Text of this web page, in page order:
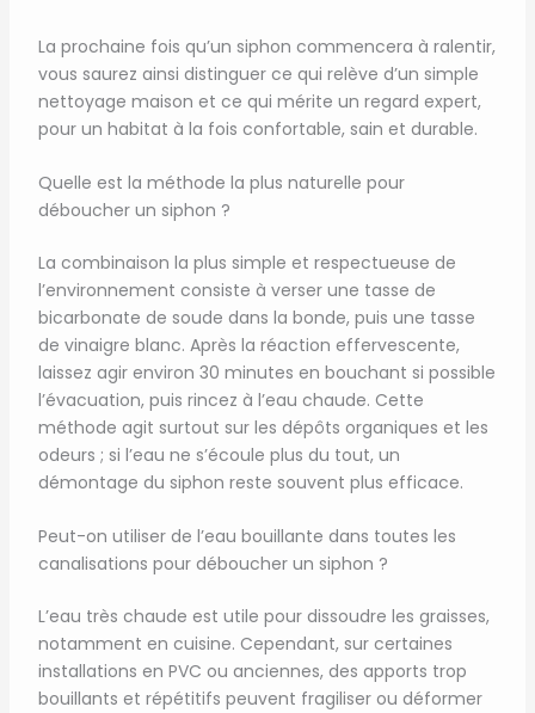
La prochaine fois qu’un siphon commencera à ralentir,
vous saurez ainsi distinguer ce qui relève d’un simple
nettoyage maison et ce qui mérite un regard expert,
pour un habitat à la fois confortable, sain et durable.
Quelle est la méthode la plus naturelle pour
déboucher un siphon ?
La combinaison la plus simple et respectueuse de
l’environnement consiste à verser une tasse de
bicarbonate de soude dans la bonde, puis une tasse
de vinaigre blanc. Après la réaction effervescente,
laissez agir environ 30 minutes en bouchant si possible
l’évacuation, puis rincez à l’eau chaude. Cette
méthode agit surtout sur les dépôts organiques et les
odeurs ; si l’eau ne s’écoule plus du tout, un
démontage du siphon reste souvent plus efficace.
Peut-on utiliser de l’eau bouillante dans toutes les
canalisations pour déboucher un siphon ?
L’eau très chaude est utile pour dissoudre les graisses,
notamment en cuisine. Cependant, sur certaines
installations en PVC ou anciennes, des apports trop
bouillants et répétitifs peuvent fragiliser ou déformer